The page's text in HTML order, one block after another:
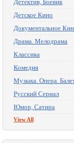
Детектив, Боевик
Детское Кино
Документальное
Драма. Мелодрама
Классика
Комедия
Музыка. Опера.
Русский Сериал
Юмор, Сатира
View All